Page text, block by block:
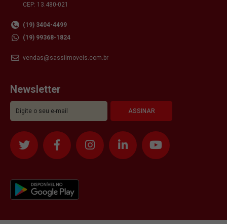
CEP: 13.480-021
(19) 3404-4499
(19) 99368-1824
vendas@sassiimoveis.com.br
Newsletter